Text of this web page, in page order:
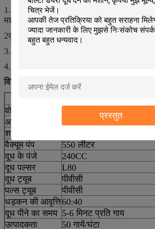
प्रस्तुत
1. HL-JN03B बाल्टी दूध देने की मशीन कीमत,
मशीन बिक्री के लिए
2दूध वाली गायों के लिए बाल्टी दूध देने वाली मशीन
3. 220V/50 - 60Hz ((अनुकूलित किया जा
4. तकनीकी सहायता के साथ
विनिर्देशः
वोल्टेज
आवृत्ति
40 से 60
शक्ति
वैक्यूम पंप
550 लीटर
दूध के पंजे
240CC
दूध पल्सर
L80
दूध ट्यूब
पीवीसी
पल्स ट्यूब
पीवीसी
धड़कन की आवृत्ति60:40
दूध पीने का समय 5-6 मिनट प्रति गाय
उत्पादकता
50 गायें/घंटा